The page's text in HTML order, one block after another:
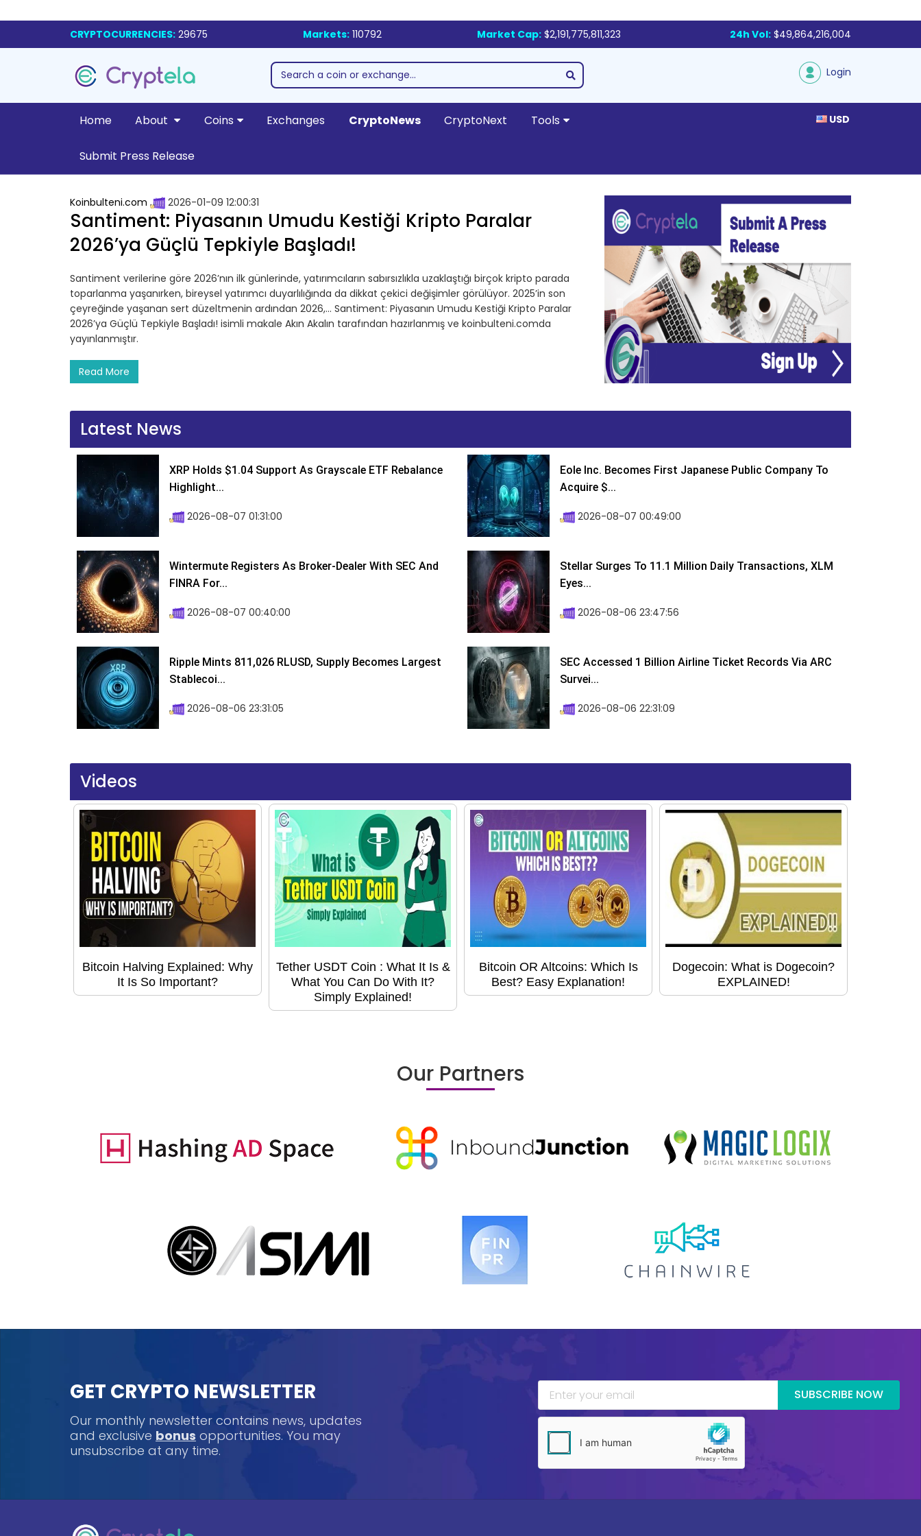
CRYPTOCURRENCIES: 29675 Markets: 110792 Market Cap: $2,191,775,811,323 24h Vol: $49,864,216,004
Login
Home About Coins Exchanges CryptoNews CryptoNext Tools
Submit Press Release
USD
Koinbulteni.com 2026-01-09 12:00:31
Santiment: Piyasanın Umudu Kestiği Kripto Paralar
2026’ya Güçlü Tepkiyle Başladı!
Santiment verilerine göre 2026’nın ilk günlerinde, yatırımcıların sabırsızlıkla uzaklaştığı birçok kripto parada
toparlanma yaşanırken, bireysel yatırımcı duyarlılığında da dikkat çekici değişimler görülüyor. 2025’in son
çeyreğinde yaşanan sert düzeltmenin ardından 2026,… Santiment: Piyasanın Umudu Kestiği Kripto Paralar
2026’ya Güçlü Tepkiyle Başladı! isimli makale Akın Akalın tarafından hazırlanmış ve koinbulteni.comda
yayınlanmıştır.
Read More
Latest News
XRP Holds $1.04 Support As Grayscale ETF Rebalance
Highlight...
2026-08-07 01:31:00
Eole Inc. Becomes First Japanese Public Company To
Acquire $...
2026-08-07 00:49:00
Wintermute Registers As Broker-Dealer With SEC And
FINRA For...
2026-08-07 00:40:00
Stellar Surges To 11.1 Million Daily Transactions, XLM
Eyes...
2026-08-06 23:47:56
Ripple Mints 811,026 RLUSD, Supply Becomes Largest
Stablecoi...
2026-08-06 23:31:05
SEC Accessed 1 Billion Airline Ticket Records Via ARC
Survei...
2026-08-06 22:31:09
Videos
Bitcoin Halving Explained: Why
It Is So Important?
Tether USDT Coin : What It Is &
What You Can Do With It?
Simply Explained!
Bitcoin OR Altcoins: Which Is
Best? Easy Explanation!
Dogecoin: What is Dogecoin?
EXPLAINED!
Our Partners
GET CRYPTO NEWSLETTER
Our monthly newsletter contains news, updates
and exclusive bonus opportunities. You may
unsubscribe at any time.
SUBSCRIBE NOW